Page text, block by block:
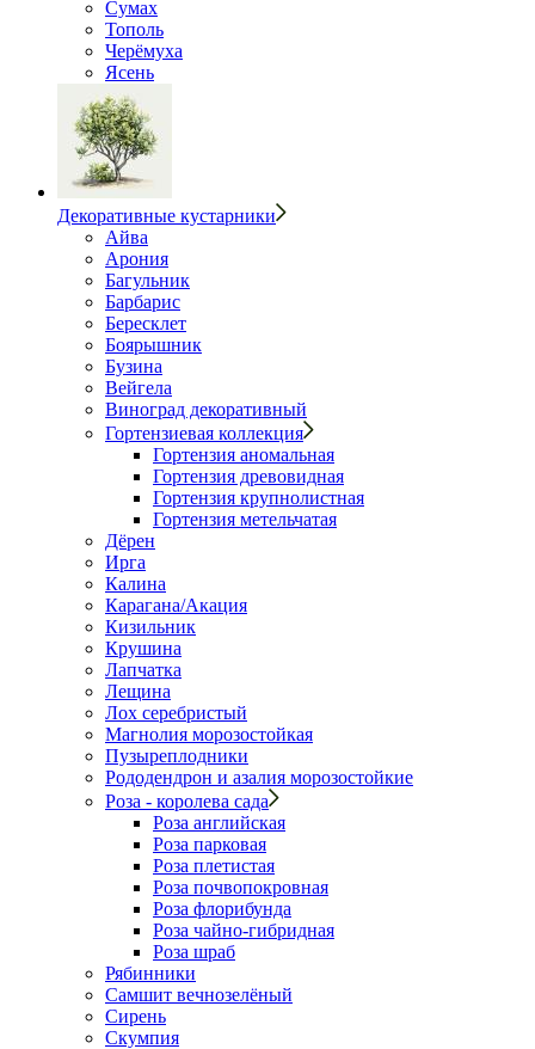
Сумах
Тополь
Черёмуха
Ясень
Декоративные кустарники
Айва
Арония
Багульник
Барбарис
Бересклет
Боярышник
Бузина
Вейгела
Виноград декоративный
Гортензиевая коллекция
Гортензия аномальная
Гортензия древовидная
Гортензия крупнолистная
Гортензия метельчатая
Дёрен
Ирга
Калина
Карагана/Акация
Кизильник
Крушина
Лапчатка
Лещина
Лох серебристый
Магнолия морозостойкая
Пузыреплодники
Рододендрон и азалия морозостойкие
Роза - королева сада
Роза английская
Роза парковая
Роза плетистая
Роза почвопокровная
Роза флорибунда
Роза чайно-гибридная
Роза шраб
Рябинники
Самшит вечнозелёный
Сирень
Скумпия